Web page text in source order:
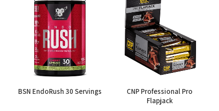
CNP Professional Pro
Flapjack
BSN EndoRush 30 Servings